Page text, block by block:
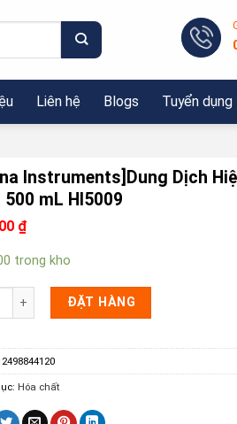
Liên hệ Blogs Tuyển dụng
Instruments]Dung Dịch
500 mL HI5009
₫
trong kho
Instruments]Dung Dịch Hiệu Chuẩn pH
ĐẶT HÀNG
Hóa chất